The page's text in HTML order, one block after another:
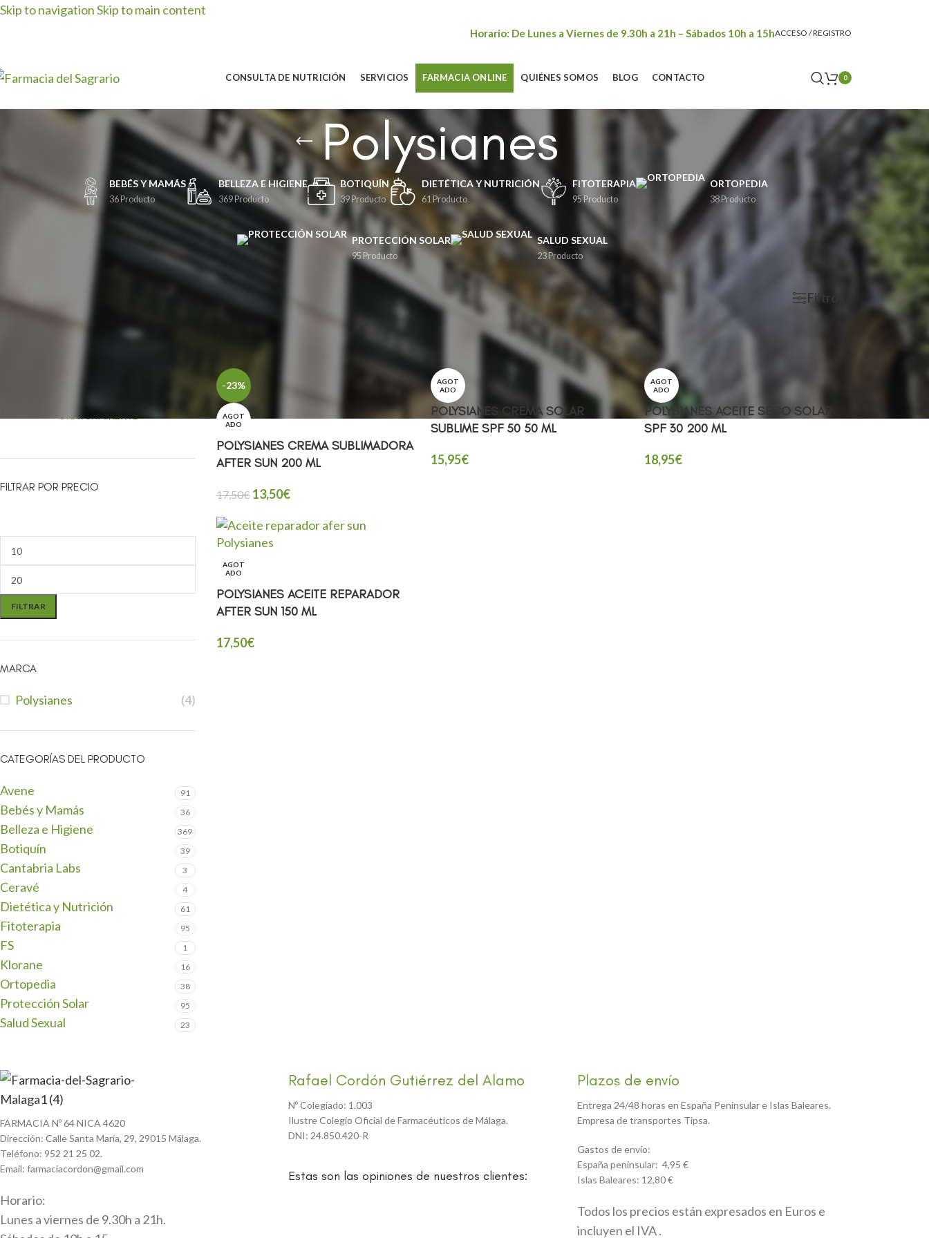
Skip to navigationSkip to main content
Horario: De Lunes a Viernes de 9.30h a 21h – Sábados 10h a 15hACCESO / REGISTRO
CONSULTA DE NUTRICIÓN SERVICIOS FARMACIA ONLINE QUIÉNES SOMOS BLOG CONTACTO 0
Polysianes
BEBÉS Y MAMÁS
36 Producto
BELLEZA E HIGIENE
369 Producto
BOTIQUÍN
39 Producto
DIETÉTICA Y NUTRICIÓN
61 Producto
FITOTERAPIA
95 Producto
ORTOPEDIA
38 Producto
PROTECCIÓN SOLAR
95 Producto
SALUD SEXUAL
23 Producto
ENVIOS GRATUITOS EN LA PENÍNSULA A
GRATUITAMENTE
FILTRAR POR PRECIO
FILTRAR
MARCA
Polysianes (4)
CATEGORÍAS DEL PRODUCTO
Avene 91
Bebés y Mamás 36
Belleza e Higiene 369
Botiquín 39
Cantabria Labs 3
Ceravé 4
Dietética y Nutrición 61
Fitoterapia 95
FS 1
Klorane 16
Ortopedia 38
Protección Solar 95
Salud Sexual 23
Mostrar 9 24 Filtros
-23%
AGOT
ADO
POLYSIANES CREMA SUBLIMADORA
AFTER SUN 200 ML
17,50€ 13,50€
AGOT
ADO
POLYSIANES CREMA SOLAR
SUBLIME SPF 50 50 ML
15,95€
AGOT
ADO
POLYSIANES ACEITE SECO SOLAR
SPF 30 200 ML
18,95€
AGOT
ADO
POLYSIANES ACEITE REPARADOR
AFTER SUN 150 ML
17,50€
FARMACIA Nº 64 NICA 4620
Dirección: Calle Santa María, 29, 29015 Málaga.
Teléfono: 952 21 25 02.
Email: farmaciacordon@gmail.com
Horario:
Lunes a viernes de 9.30h a 21h.
Rafael Cordón Gutiérrez del Alamo
Nº Colegiado: 1.003
Ilustre Colegio Oficial de Farmacéuticos de Málaga.
DNI: 24.850.420-R
Estas son las opiniones de nuestros clientes:
Plazos de envío
Entrega 24/48 horas en España Peninsular e Islas Baleares.
Empresa de transportes Tipsa.
Gastos de envío:
España peninsular: 4,95 €
Islas Baleares: 12,80 €
Todos los precios están expresados en Euros e
incluyen el IVA .